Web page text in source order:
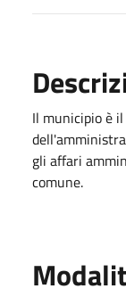
Il municipio è
gli affari
comune.